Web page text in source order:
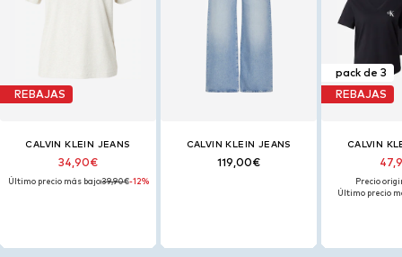
REBAJAS
CALVIN KLEIN JEANS
34,90€
Último precio más bajo:39,90€-12%
CALVIN KLEIN JEANS
119,00€
pack de 3
REBAJAS
CALVIN
Precio
Último precio